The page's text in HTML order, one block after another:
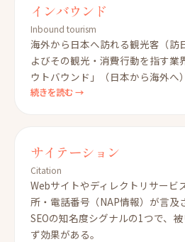
インバウンド
Inbound tourism
海外から日本へ訪れる観光客（訪
よびその観光・消費行動を指す業
ウトバウンド」（日本から海外へ
続きを読む →
サイテーション
Citation
Webサイトやディレクトリサービ
所・電話番号（NAP情報）が言及
SEOの知名度シグナルの1つで、
ず効果がある。